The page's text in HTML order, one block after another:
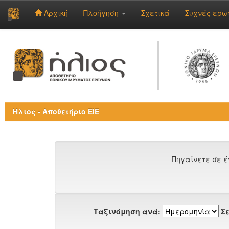
navigation
Αρχική Πλοήγηση Σχετικά Συχνές
Ήλιος - Αποθετήριο ΕΙΕ
Πηγαίνετε σε
Ταξινόμηση ανά: